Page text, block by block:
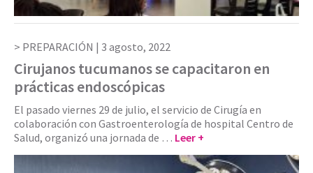
PREPARACIÓN | 3 agosto, 2022
Cirujanos tucumanos se capacitaron en
prácticas endoscópicas
El pasado viernes 29 de julio, el servicio de Cirugía en
colaboración con Gastroenterología de hospital Centro de
Salud, organizó una jornada de … Leer +